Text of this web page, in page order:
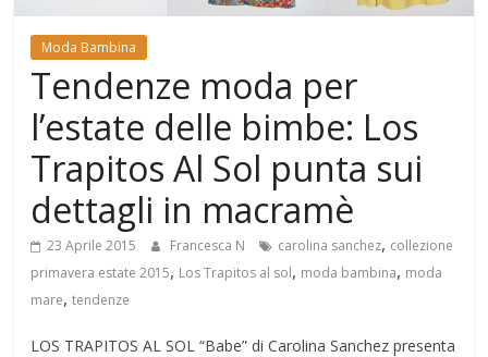
Mondo
Moda Bambina
Tendenze moda per
l’estate delle bimbe: Los
Trapitos Al Sol punta sui
dettagli in macramè
23 Aprile 2015 Francesca N carolina sanchez, collezione
primavera estate 2015, Los Trapitos al sol, moda bambina, moda
mare,tendenze
LOS TRAPITOS AL SOL “Babe” di Carolina Sanchez presenta